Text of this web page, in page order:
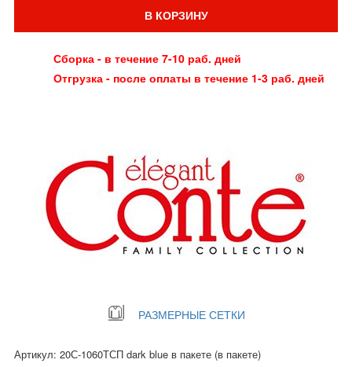
В КОРЗИНУ
Сборка - в течение 7-10 раб. дней
Отгрузка - после оплаты в течение 1-3 раб. дней
РАЗМЕРНЫЕ СЕТКИ
Артикул: 20С-1060ТСП dark blue в пакете (в пакете)